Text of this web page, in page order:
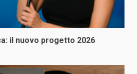
il nuovo progetto 2026